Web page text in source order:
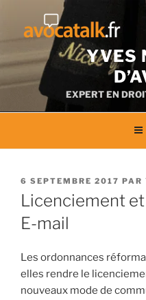
contenu
YVES
EXPERT EN
PUBLIÉ
LE
6 SEPTEMBRE 2017 PAR
Licenciement
E-mail
Les ordonnances
elles rendre le
nouveaux mode de